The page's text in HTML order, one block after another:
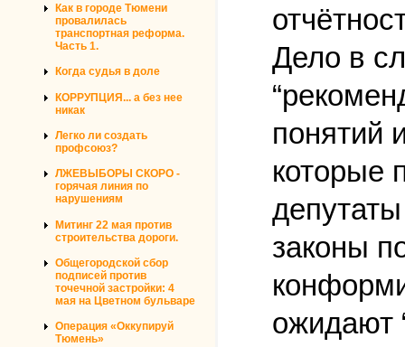
Как в городе Тюмени
провалилась
транспортная реформа.
Часть 1.
Когда судья в доле
КОРРУПЦИЯ... а без нее
никак
Легко ли создать
профсоюз?
ЛЖЕВЫБОРЫ СКОРО -
горячая линия по
нарушениям
Митинг 22 мая против
строительства дороги.
Общегородской сбор
подписей против
точечной застройки: 4
мая на Цветном бульваре
Операция «Оккупируй
Тюмень»
Дело в
понятий
которые
законы
ожидают